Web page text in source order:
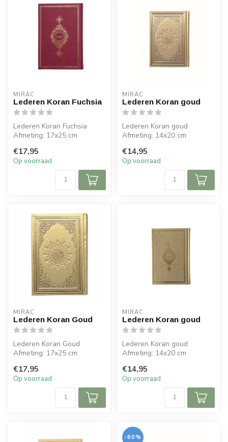
MIRAC
Lederen Koran Fuchsia
Lederen Koran Fuchsia
Afmeting: 17x25 cm
€17,95
Op voorraad
MIRAC
Lederen Koran goud
Lederen Koran goud
Afmeting: 14x20 cm
€14,95
Op voorraad
MIRAC
Lederen Koran Goud
Lederen Koran Goud
Afmeting: 17x25 cm
€17,95
Op voorraad
MIRAC
Lederen Koran goud
Lederen Koran goud
Afmeting: 14x20 cm
€14,95
Op voorraad
-60%